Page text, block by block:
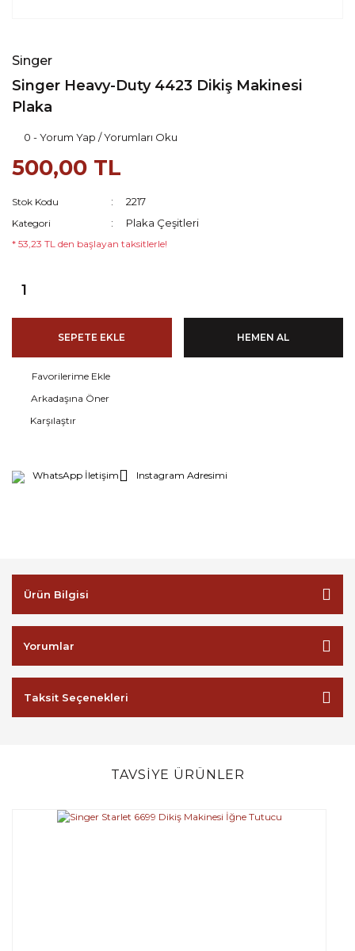
Singer
Singer Heavy-Duty 4423 Dikiş Makinesi
Plaka
0 - Yorum Yap / Yorumları Oku
500,00 TL
Stok Kodu 2217
Kategori Plaka Çeşitleri
* 53,23 TL den başlayan taksitlerle!
SEPETE EKLE HEMEN AL
Arkadaşına Öner
Karşılaştır
WhatsApp İletişim Instagram Adresimi
Ürün Bilgisi
Yorumlar
Taksit Seçenekleri
TAVSİYE ÜRÜNLER